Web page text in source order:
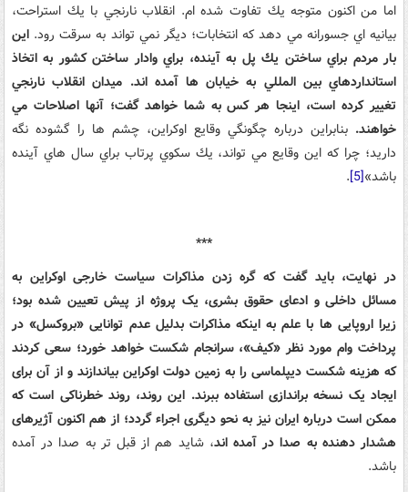
اما من اكنون متوجه يك تفاوت شده ام. انقلاب نارنجي با يك استراحت،
بيانيه اي جسورانه مي دهد كه انتخابات؛ ديگر نمي تواند به سرقت رود. اين
بار مردم براي ساختن يك پل به آينده، براي وادار ساختن كشور به اتخاذ
استانداردهاي بين المللي به خيابان ها آمده اند. ميدان انقلاب نارنجي
تغيير كرده است، اينجا هر كس به شما خواهد گفت؛ آنها اصلاحات مي
خواهند. بنابراين درباره چگونگي وقايع اوكراين، چشم ها را گشوده نگه
داريد؛ چرا كه اين وقايع مي تواند، يك سكوي پرتاب براي سال هاي آينده
باشد»[5]
.
***
در نهایت، باید گفت که گره زدن مذاکرات سیاست خارجی اوکراین به
مسائل داخلی و ادعای حقوق بشری، یک پروژه از پیش تعیین شده بود؛
زیرا اروپایی ها با علم به اینکه مذاکرات بدلیل عدم توانایی «بروکسل» در
پرداخت وام مورد نظر «کیف»، سرانجام شکست خواهد خورد؛ سعی کردند
که هزینه شکست دیپلماسی را به زمین دولت اوکراین بیاندازند و از آن برای
ایجاد یک نسخه براندازی استفاده ببرند. این روند، روند خطرناکی است که
ممکن است درباره ایران نیز به نحو دیگری اجراء گردد؛ از هم اکنون آژیرهای
هشدار دهنده به صدا در آمده اند، شاید هم از قبل تر به صدا در آمده
باشد.